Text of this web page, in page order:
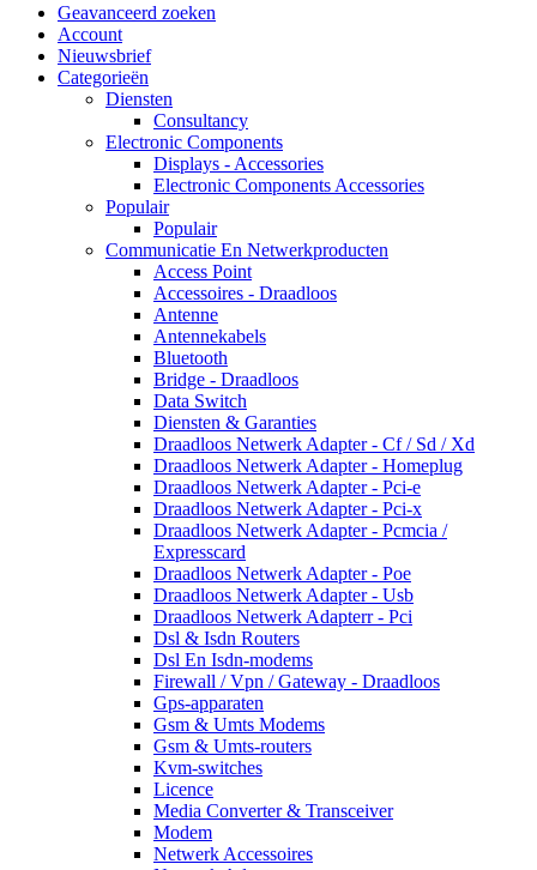
Geavanceerd zoeken
Account
Nieuwsbrief
Categorieën
Diensten
Consultancy
Electronic Components
Displays - Accessories
Electronic Components Accessories
Populair
Populair
Communicatie En Netwerkproducten
Access Point
Accessoires - Draadloos
Antenne
Antennekabels
Bluetooth
Bridge - Draadloos
Data Switch
Diensten & Garanties
Draadloos Netwerk Adapter - Cf / Sd / Xd
Draadloos Netwerk Adapter - Homeplug
Draadloos Netwerk Adapter - Pci-e
Draadloos Netwerk Adapter - Pci-x
Draadloos Netwerk Adapter - Pcmcia /
Expresscard
Draadloos Netwerk Adapter - Poe
Draadloos Netwerk Adapter - Usb
Draadloos Netwerk Adapterr - Pci
Dsl & Isdn Routers
Dsl En Isdn-modems
Firewall / Vpn / Gateway - Draadloos
Gps-apparaten
Gsm & Umts Modems
Gsm & Umts-routers
Kvm-switches
Licence
Media Converter & Transceiver
Modem
Netwerk Accessoires